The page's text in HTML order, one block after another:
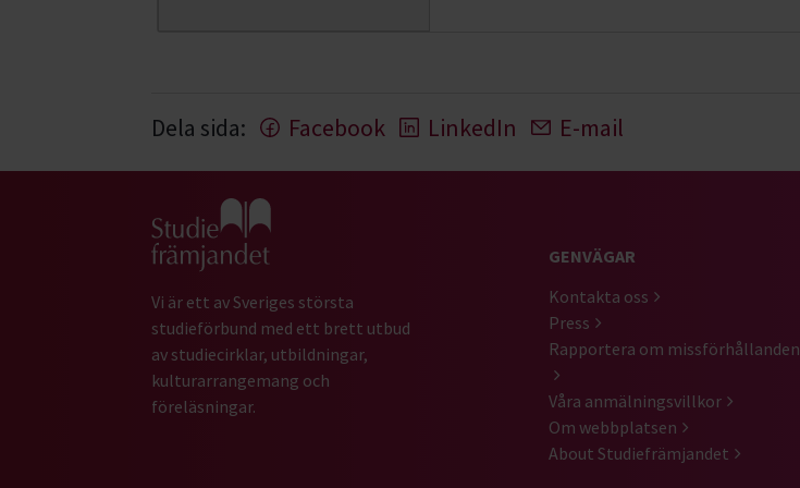
Dela sida: Facebook LinkedIn E-mail
Gå till studiefrämjandets startsida
Vi är ett av Sveriges största
studieförbund med ett brett utbud
av studiecirklar, utbildningar,
kulturarrangemang och
föreläsningar.
GENVÄGAR
Kontakta oss
Press
Rapportera om missförhållanden
Våra anmälningsvillkor
Om webbplatsen
About Studiefrämjandet